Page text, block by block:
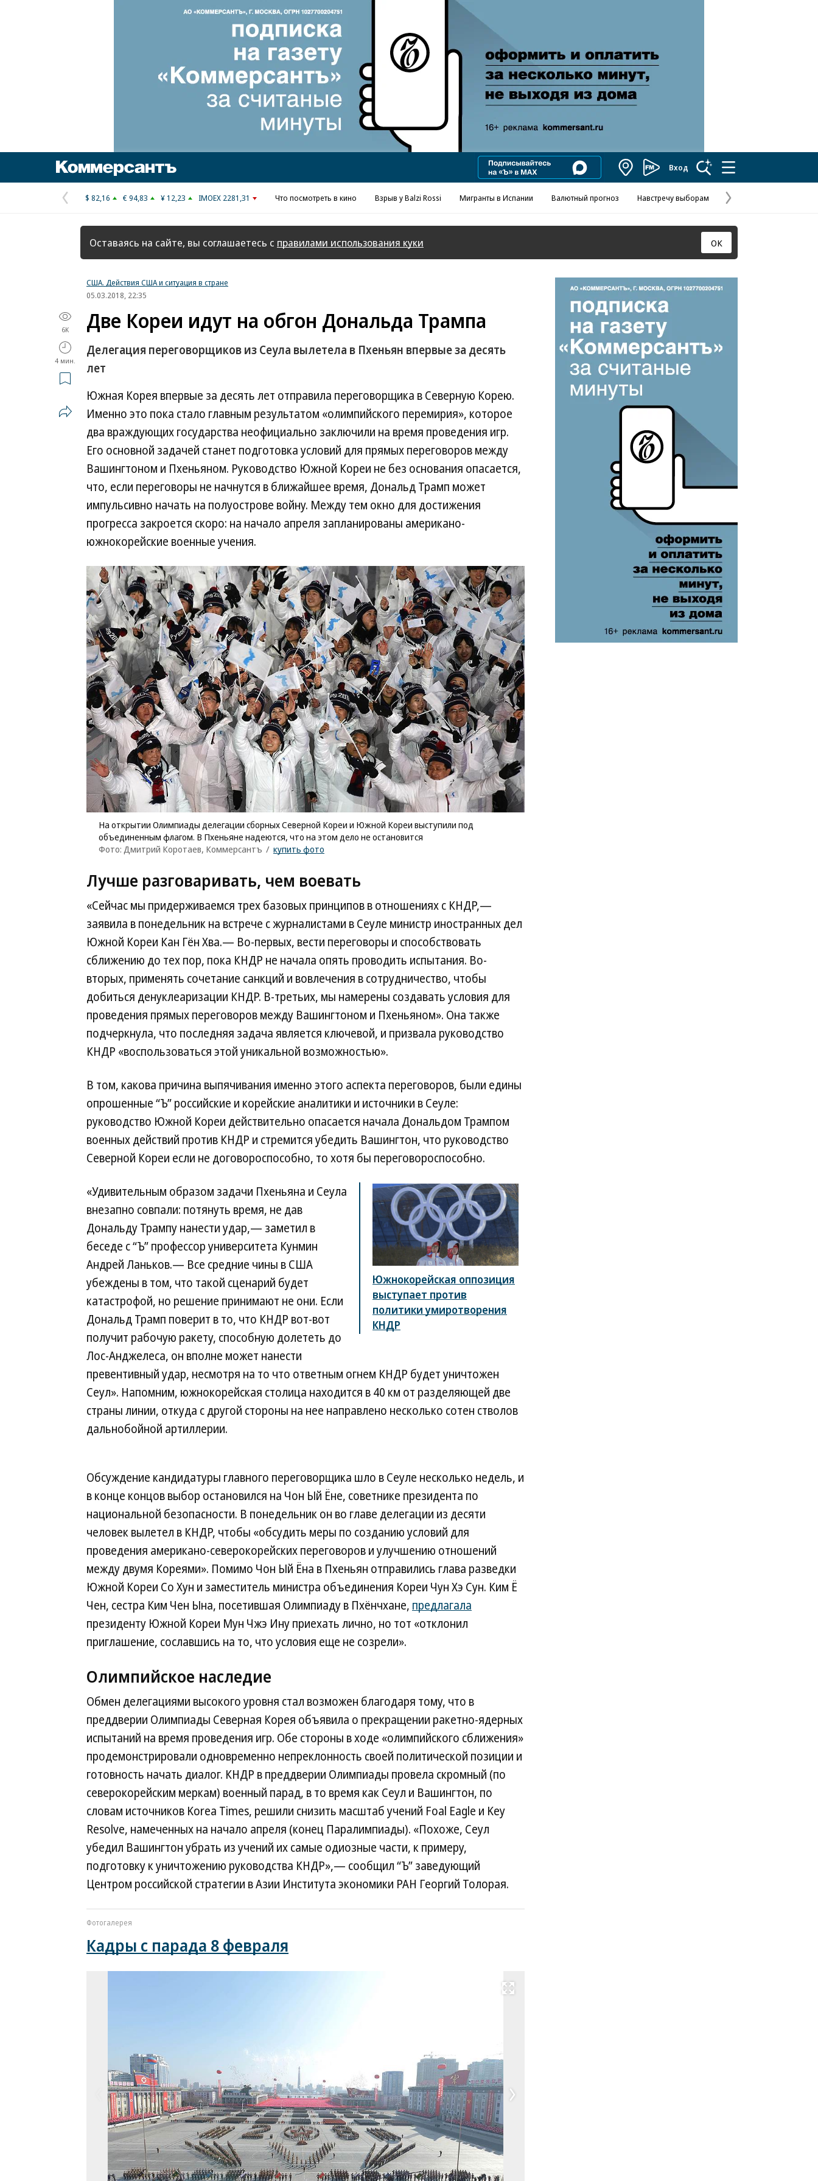
Реклама в «Ъ» www.kommersant.ru/ad
КоммерсантъВход
Предыдущая
страница
$ 82,16 € 94,83 ¥ 12,23 IMOEX 2281,31 Что посмотреть в кино Взрыв у Balzi Rossi Мигранты в Испании Валютный прогноз Навстречу выборам
Следующая
страница
Оставаясь на сайте, вы соглашаетесь с правилами использования куки ОК
США. Действия США и ситуация в стране
05.03.2018, 22:35
6K
4 мин.
Две Кореи идут на обгон Дональда Трампа
Делегация переговорщиков из Сеула вылетела в Пхеньян впервые за десять
лет
Южная Корея впервые за десять лет отправила переговорщика в Северную Корею.
Именно это пока стало главным результатом «олимпийского перемирия», которое
два враждующих государства неофициально заключили на время проведения игр.
Его основной задачей станет подготовка условий для прямых переговоров между
Вашингтоном и Пхеньяном. Руководство Южной Кореи не без основания опасается,
что, если переговоры не начнутся в ближайшее время, Дональд Трамп может
импульсивно начать на полуострове войну. Между тем окно для достижения
прогресса закроется скоро: на начало апреля запланированы американо-
южнокорейские военные учения.
На открытии Олимпиады делегации сборных Северной Кореи и Южной Кореи выступили под
объединенным флагом. В Пхеньяне надеются, что на этом дело не остановится
Фото: Дмитрий Коротаев, Коммерсантъ / купить фото
Лучше разговаривать, чем воевать
«Сейчас мы придерживаемся трех базовых принципов в отношениях с КНДР,—
заявила в понедельник на встрече с журналистами в Сеуле министр иностранных дел
Южной Кореи Кан Гён Хва.— Во-первых, вести переговоры и способствовать
сближению до тех пор, пока КНДР не начала опять проводить испытания. Во-
вторых, применять сочетание санкций и вовлечения в сотрудничество, чтобы
добиться денуклеаризации КНДР. В-третьих, мы намерены создавать условия для
проведения прямых переговоров между Вашингтоном и Пхеньяном». Она также
подчеркнула, что последняя задача является ключевой, и призвала руководство
КНДР «воспользоваться этой уникальной возможностью».
В том, какова причина выпячивания именно этого аспекта переговоров, были едины
опрошенные “Ъ” российские и корейские аналитики и источники в Сеуле:
руководство Южной Кореи действительно опасается начала Дональдом Трампом
военных действий против КНДР и стремится убедить Вашингтон, что руководство
Северной Кореи если не договороспособно, то хотя бы переговороспособно.
Южнокорейская оппозиция
выступает против
политики умиротворения
КНДР
«Удивительным образом задачи Пхеньяна и Сеула
внезапно совпали: потянуть время, не дав
Дональду Трампу нанести удар,— заметил в
беседе с “Ъ” профессор университета Кунмин
Андрей Ланьков.— Все средние чины в США
убеждены в том, что такой сценарий будет
катастрофой, но решение принимают не они. Если
Дональд Трамп поверит в то, что КНДР вот-вот
получит рабочую ракету, способную долететь до
Лос-Анджелеса, он вполне может нанести
превентивный удар, несмотря на то что ответным огнем КНДР будет уничтожен
Сеул». Напомним, южнокорейская столица находится в 40 км от разделяющей две
страны линии, откуда с другой стороны на нее направлено несколько сотен стволов
дальнобойной артиллерии.
Обсуждение кандидатуры главного переговорщика шло в Сеуле несколько недель, и
в конце концов выбор остановился на Чон Ый Ёне, советнике президента по
национальной безопасности. В понедельник он во главе делегации из десяти
человек вылетел в КНДР, чтобы «обсудить меры по созданию условий для
проведения американо-северокорейских переговоров и улучшению отношений
между двумя Кореями». Помимо Чон Ый Ёна в Пхеньян отправились глава разведки
Южной Кореи Со Хун и заместитель министра объединения Кореи Чун Хэ Сун. Ким Ё
Чен, сестра Ким Чен Ына, посетившая Олимпиаду в Пхёнчхане, предлагала
президенту Южной Кореи Мун Чжэ Ину приехать лично, но тот «отклонил
приглашение, сославшись на то, что условия еще не созрели».
Олимпийское наследие
Обмен делегациями высокого уровня стал возможен благодаря тому, что в
преддверии Олимпиады Северная Корея объявила о прекращении ракетно-ядерных
испытаний на время проведения игр. Обе стороны в ходе «олимпийского сближения»
продемонстрировали одновременно непреклонность своей политической позиции и
готовность начать диалог. КНДР в преддверии Олимпиады провела скромный (по
северокорейским меркам) военный парад, в то время как Сеул и Вашингтон, по
словам источников Korea Times, решили снизить масштаб учений Foal Eagle и Key
Resolve, намеченных на начало апреля (конец Паралимпиады). «Похоже, Сеул
убедил Вашингтон убрать из учений их самые одиозные части, к примеру,
подготовку к уничтожению руководства КНДР»,— сообщил “Ъ” заведующий
Центром российской стратегии в Азии Института экономики РАН Георгий Толорая.
Фотогалерея
Кадры с парада 8 февраля
Развернуть на весь экран